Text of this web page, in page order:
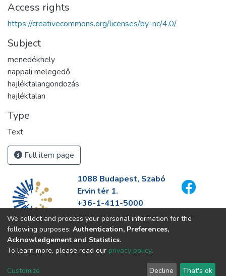
Access rights
https://creativecommons.org/licenses/by-nc/4.0/
Subject
menedékhely
nappali melegedő
hajléktalangondozás
hajléktalan
Type
Text
Full item page
1088 Budapest, Szabó
Ervin tér 1.
+36-1-411-5000
info@fszek.hu
https://fszek.hu
We collect and process your personal information for the
following purposes: Authentication, Preferences,
Acknowledgement and Statistics.
To learn more, please read our privacy policy.
Customize Decline That's ok